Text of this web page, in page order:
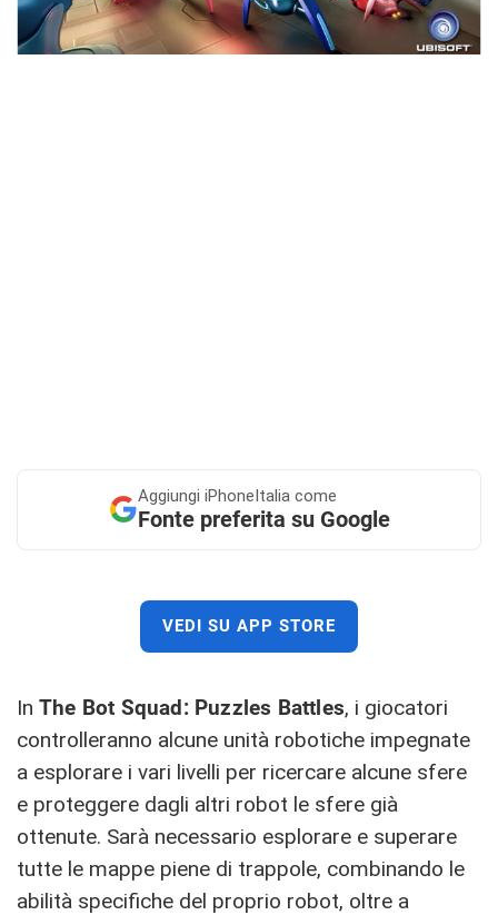
Aggiungi iPhoneItalia come
Fonte preferita su Google
VEDI SU APP STORE
In The Bot Squad: Puzzles Battles, i giocatori
controlleranno alcune unità robotiche impegnate
a esplorare i vari livelli per ricercare alcune sfere
e proteggere dagli altri robot le sfere già
ottenute. Sarà necessario esplorare e superare
tutte le mappe piene di trappole, combinando le
abilità specifiche del proprio robot, oltre a